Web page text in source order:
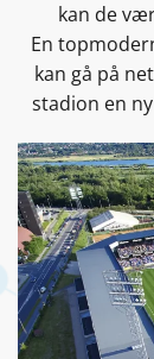
kan de
En
kan gå på
stadion en